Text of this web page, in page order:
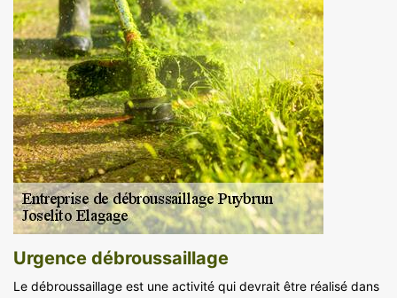
Urgence débroussaillage
Le débroussaillage est une activité qui devrait être réalisé dans